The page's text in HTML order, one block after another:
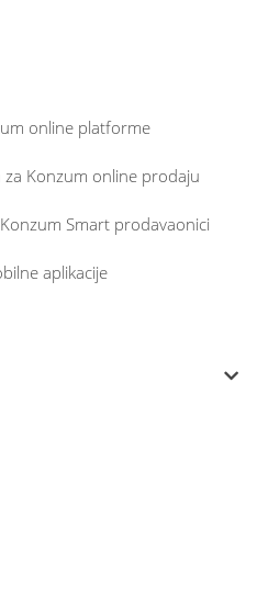
online platforme
za Konzum online prodaju
Smart prodavaonici
aplikacije